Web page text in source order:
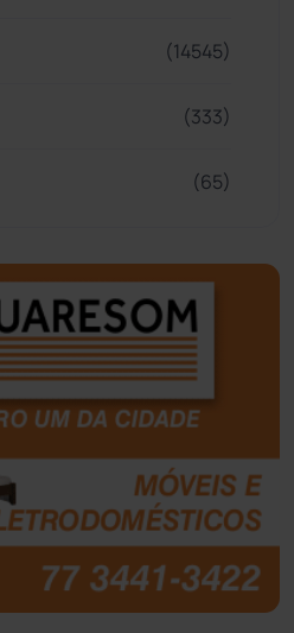
(14545)
(333)
(65)
(506)
(152)
(7679)
(31955)